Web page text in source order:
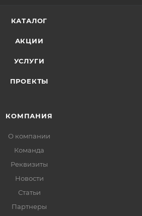
КАТАЛОГ
АКЦИИ
УСЛУГИ
ПРОЕКТЫ
КОМПАНИЯ
О компании
Команда
Реквизиты
Новости
Статьи
Партнеры